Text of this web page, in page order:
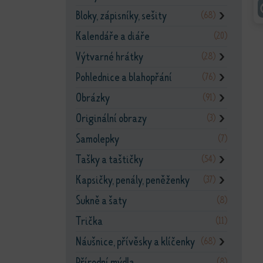
Bloky, zápisníky, sešity (68) ❯
Kalendáře a diáře (20)
Výtvarné hrátky (28) ❯
Pohlednice a blahopřání (76) ❯
Obrázky (91) ❯
Originální obrazy (3) ❯
Samolepky (7)
Tašky a taštičky (54) ❯
Kapsičky, penály, peněženky (37) ❯
Sukně a šaty (8)
Trička (11)
Náušnice, přívěsky a klíčenky (68) ❯